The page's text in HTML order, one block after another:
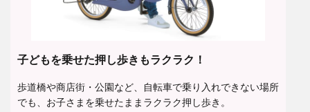
子どもを乗せた押し歩きもラクラク！
歩道橋や商店街・公園など、自転車で乗り入れできない場所
でも、お子さまを乗せたままラクラク押し歩き。